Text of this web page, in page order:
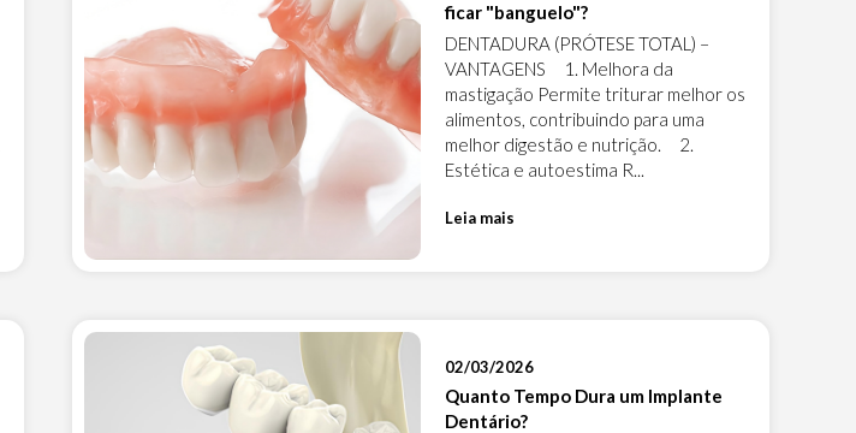
ficar "banguelo"?
DENTADURA (PRÓTESE TOTAL) –
VANTAGENS 1. Melhora da
mastigação Permite triturar melhor os
alimentos, contribuindo para uma
melhor digestão e nutrição. 2.
Estética e autoestima R...
Leia mais
02/03/2026
Quanto Tempo Dura um Implante
Dentário?